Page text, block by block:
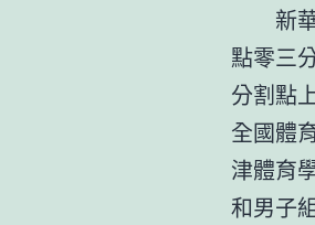
新
點零三
分割點
全國體
津體育
和男子